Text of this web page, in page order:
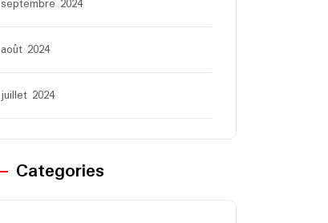
septembre 2024
août 2024
juillet 2024
Categories